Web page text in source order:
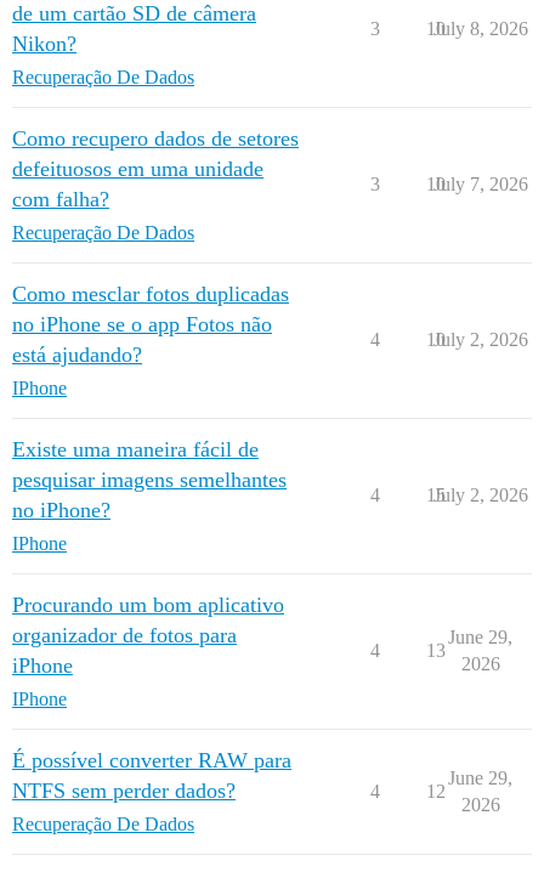
de um cartão SD de câmera
Nikon?
Recuperação De Dados
3 10
July 8, 2026
Como recupero dados de setores
defeituosos em uma unidade
com falha?
Recuperação De Dados
3 10
July 7, 2026
Como mesclar fotos duplicadas
no iPhone se o app Fotos não
está ajudando?
IPhone
4 10
July 2, 2026
Existe uma maneira fácil de
pesquisar imagens semelhantes
no iPhone?
IPhone
4 15
July 2, 2026
Procurando um bom aplicativo
organizador de fotos para
iPhone
IPhone
4 13
June 29,
2026
É possível converter RAW para
NTFS sem perder dados?
Recuperação De Dados
4 12
June 29,
2026